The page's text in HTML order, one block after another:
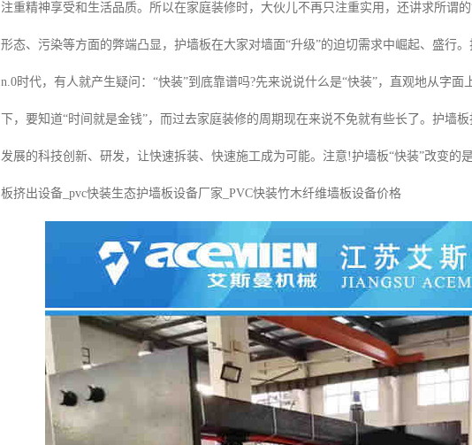
注重精神享受和生活品质。所以在家庭装修时，大伙儿不再只注重实用，还讲求所谓
形态、污染等方面的弊端凸显，护墙板在大家对墙面“升级”的迫切需求中崛起、盛行
n.0时代，有人就产生疑问：“快装”到底靠谱吗?先来说说什么是“快装”，直观地从字
下，要知道“时间就是金钱”，而过去家庭装修的周期现在来说不免就有些长了。护墙
发展的科技创新、研发，让快速拆装、快速施工成为可能。注意!护墙板“快装”改变的
板挤出设备_pvc快装生态护墙板设备厂家_PVC快装竹木纤维墙板设备价格